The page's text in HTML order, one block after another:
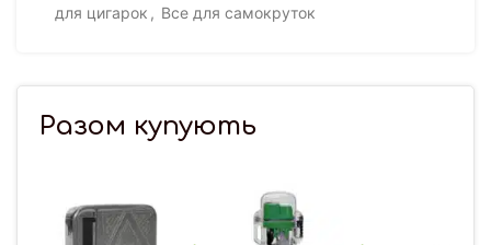
для цигарок , Все для самокруток
Разом купують